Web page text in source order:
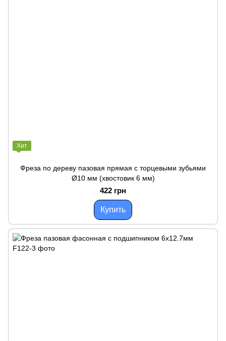
Хит
Фреза по дереву пазовая прямая с торцевыми зубьями
Ø10 мм (хвостовик 6 мм)
422 грн
Купить